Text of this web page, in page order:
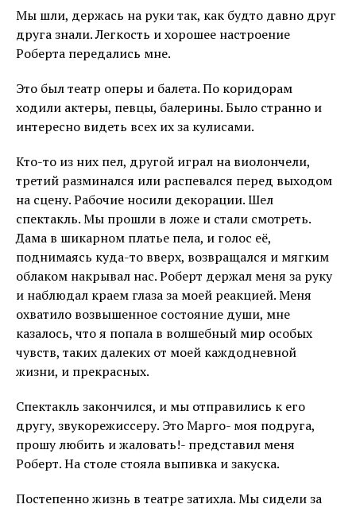
Мы шли, держась на руки так, как будто давно друг
друга знали. Легкость и хорошее настроение
Роберта передались мне.
Это был театр оперы и балета. По коридорам
ходили актеры, певцы, балерины. Было странно и
интересно видеть всех их за кулисами.
Кто-то из них пел, другой играл на виолончели,
третий разминался или распевался перед выходом
на сцену. Рабочие носили декорации. Шел
спектакль. Мы прошли в ложе и стали смотреть.
Дама в шикарном платье пела, и голос её,
поднимаясь куда-то вверх, возвращался и мягким
облаком накрывал нас. Роберт держал меня за руку
и наблюдал краем глаза за моей реакцией. Меня
охватило возвышенное состояние души, мне
казалось, что я попала в волшебный мир особых
чувств, таких далеких от моей каждодневной
жизни, и прекрасных.
Спектакль закончился, и мы отправились к его
другу, звукорежиссеру. Это Марго- моя подруга,
прошу любить и жаловать!- представил меня
Роберт. На столе стояла выпивка и закуска.
Постепенно жизнь в театре затихла. Мы сидели за